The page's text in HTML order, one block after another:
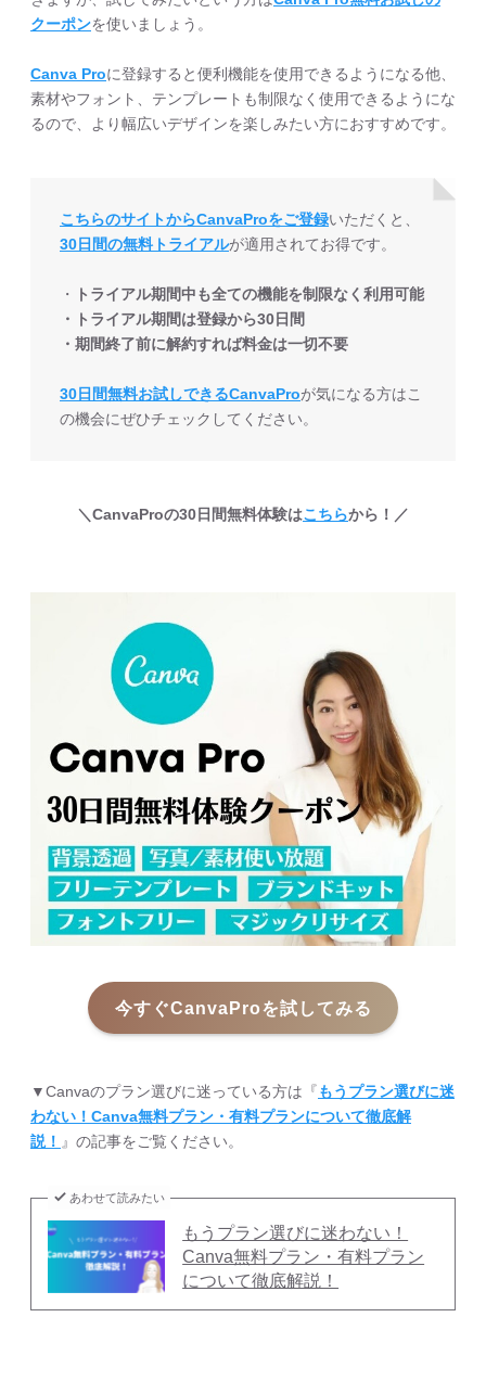
クーポンを使いましょう。
Canva Proに登録すると便利機能を使用できるようになる他、
素材やフォント、テンプレートも制限なく使用できるようにな
るので、より幅広いデザインを楽しみたい方におすすめです。
こちらのサイトからCanvaProをご登録いただくと、
30日間の無料トライアルが適用されてお得です。
・
トライアル期間中も全ての機能を制限なく利用可能
・トライアル期間は登録から30日間
・期間終了前に解約すれば料金は一切不要
30日間無料お試しできるCanvaProが気になる方はこ
の機会にぜひチェックしてください。
＼CanvaProの30日間無料体験はこちらから！／
今すぐCanvaProを試してみる
▼Canvaのプラン選びに迷っている方は『もうプラン選びに迷
わない！Canva無料プラン・有料プランについて徹底解
説！ 』の記事をご覧ください。
あわせて読みたい
もうプラン選びに迷わない！
Canva無料プラン・有料プラン
について徹底解説！